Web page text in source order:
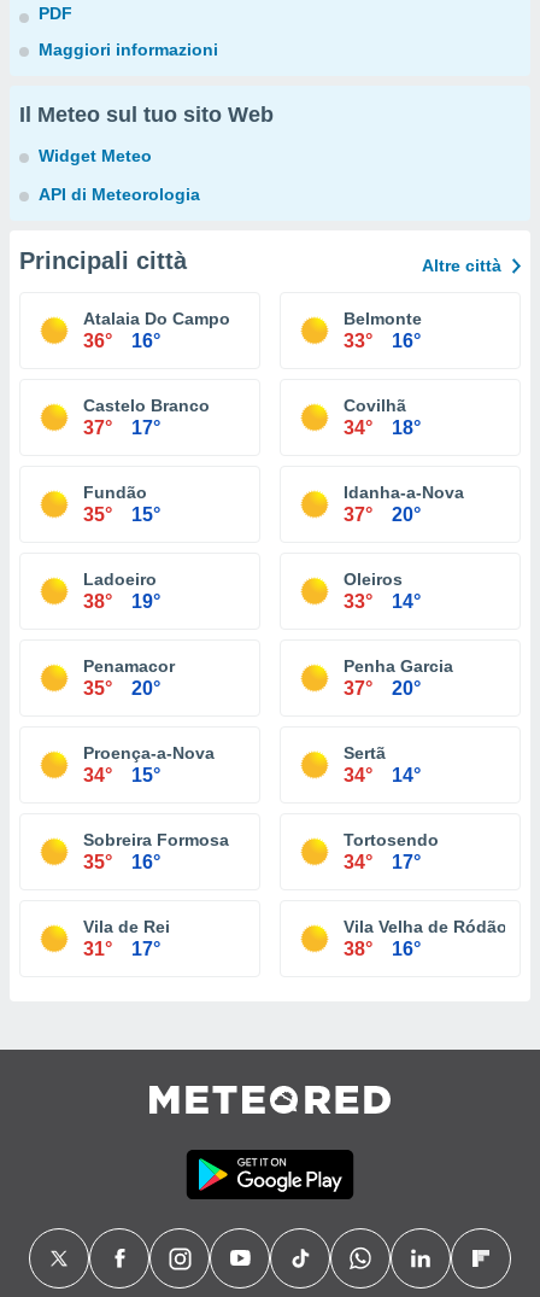
PDF
Maggiori informazioni
Il Meteo sul tuo sito Web
Widget Meteo
API di Meteorologia
Principali città Altre città
Atalaia Do Campo
36° 16°
Belmonte
33° 16°
Castelo Branco
37° 17°
Covilhã
34° 18°
Fundão
35° 15°
Idanha-a-Nova
37° 20°
Ladoeiro
38° 19°
Oleiros
33° 14°
Penamacor
35° 20°
Penha Garcia
37° 20°
Proença-a-Nova
34° 15°
Sertã
34° 14°
Sobreira Formosa
35° 16°
Tortosendo
34° 17°
Vila de Rei
31° 17°
Vila Velha de Ródão
38° 16°